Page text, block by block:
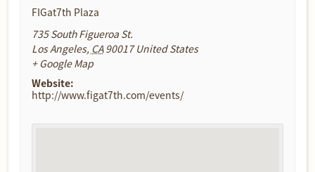
FIGat7th Plaza
735 South Figueroa St.
Los Angeles, CA 90017 United States
+ Google Map
Website:
http://www.figat7th.com/events/